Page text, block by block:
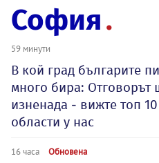
София
59 минути
В кой град българите
много бира: Отговорът
изненада - вижте топ
области у нас
16 часа Обновена